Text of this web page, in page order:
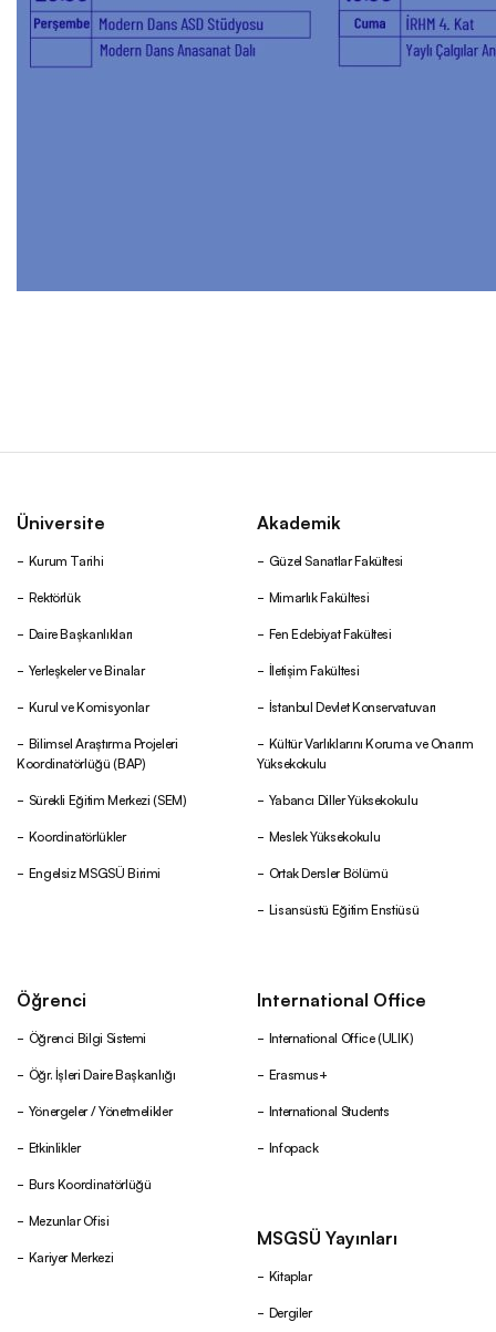
Üniversite
Kurum Tarihi
Rektörlük
Daire Başkanlıkları
Yerleşkeler ve Binalar
Kurul ve Komisyonlar
Bilimsel Araştırma Projeleri
Koordinatörlüğü (BAP)
Sürekli Eğitim Merkezi (SEM)
Koordinatörlükler
Engelsiz MSGSÜ Birimi
Akademik
Güzel Sanatlar Fakültesi
Mimarlık Fakültesi
Fen Edebiyat Fakültesi
İletişim Fakültesi
İstanbul Devlet Konservatuvarı
Kültür Varlıklarını Koruma ve Onarım
Yüksekokulu
Yabancı Diller Yüksekokulu
Meslek Yüksekokulu
Ortak Dersler Bölümü
Lisansüstü Eğitim Enstiüsü
Öğrenci
Öğrenci Bilgi Sistemi
Öğr. İşleri Daire Başkanlığı
Yönergeler / Yönetmelikler
Etkinlikler
Burs Koordinatörlüğü
Mezunlar Ofisi
Kariyer Merkezi
International Office
International Office (ULIK)
Erasmus+
International Students
Infopack
MSGSÜ Yayınları
Kitaplar
Dergiler